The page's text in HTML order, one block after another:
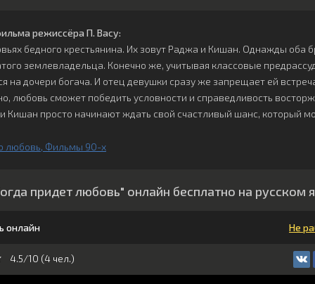
режиссёра П. Васу:
бедного крестьянина. Их зовут Раджа и Кишан. Однажды оба
землевладельца. Конечно же, учитывая классовые
на дочери богача. И отец девушки сразу же запрещает ей
любовь сможет победить условности и справедливость
Кишан просто начинают ждать свой счастливый шанс, который
любовь Фильмы 90-х
придет любовь" онлайн бесплатно на русском
онлайн Не
4.5/10 (4 чeл.)